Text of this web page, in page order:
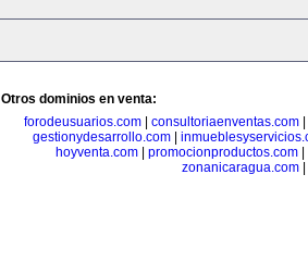
Otros dominios en venta:
forodeusuarios.com
consultoriaenventas.com
gestionydesarrollo.com
hoyventa.com| promocionproductos.com|
zonanicaragua.com